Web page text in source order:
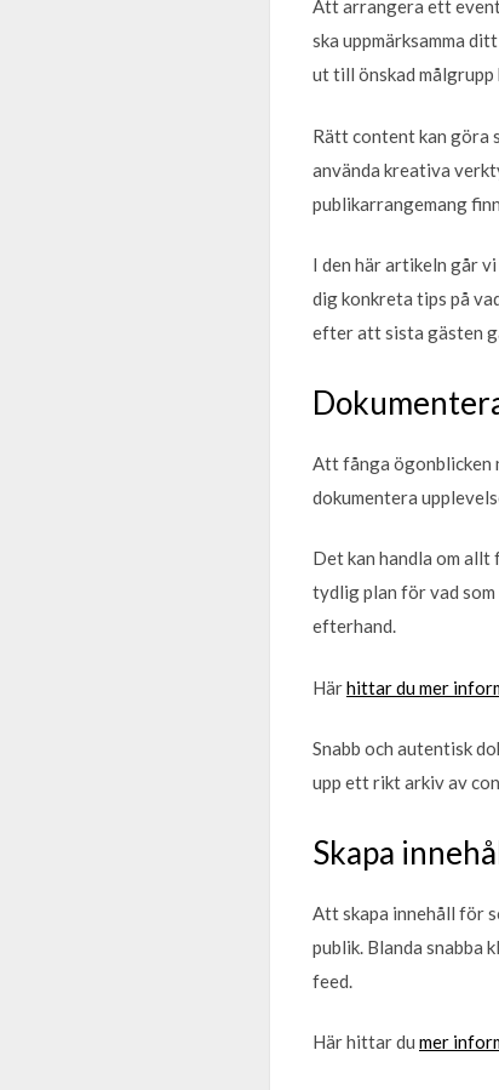
Att arrangera ett
ska uppmärksamma
ut till önskad
Rätt content kan göra
använda kreativa
publikarrangemang
I den här artikeln går
dig konkreta tips på
efter att sista gästen
Att fånga ögonblicken
dokumentera
Det kan handla om
tydlig plan för vad som
efterhand.
Härhittar du mer
Snabb och autentisk
upp ett rikt arkiv av
Skapa
Att skapa innehåll för
publik. Blanda snabba
feed.
Här hittar du mer